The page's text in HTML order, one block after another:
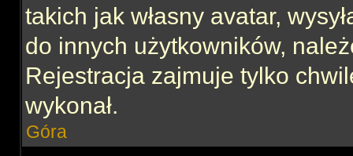
takich jak własny avatar,
do innych użytkowników,
Rejestracja zajmuje tylko
wykonał.
Góra